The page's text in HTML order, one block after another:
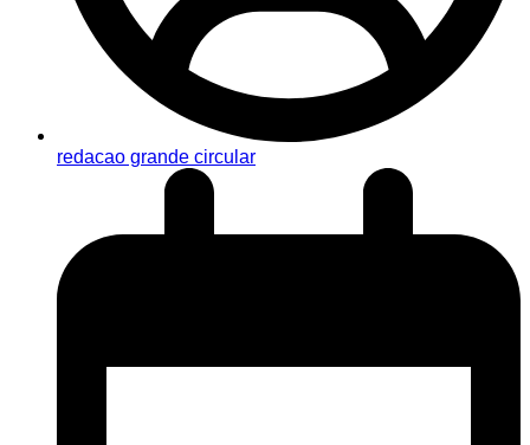
redacao grande circular